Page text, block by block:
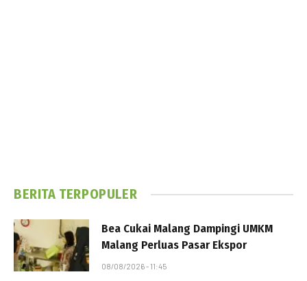
BERITA TERPOPULER
Bea Cukai Malang Dampingi UMKM
Malang Perluas Pasar Ekspor
08/08/2026 - 11:45